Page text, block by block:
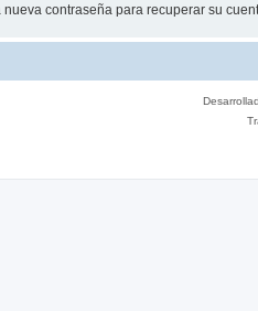
contraseña para recuperar su